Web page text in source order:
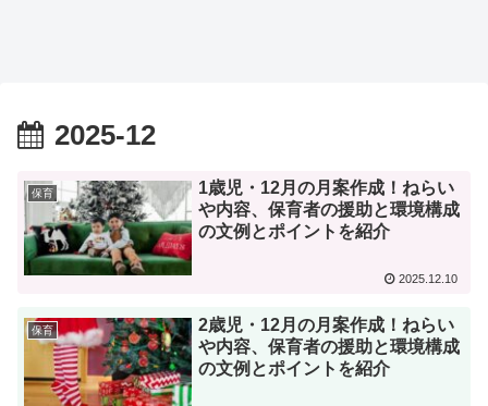
2025-12
保育
1歳児・12月の月案作成！ねらい
や内容、保育者の援助と環境構成
の文例とポイントを紹介
2025.12.10
保育
2歳児・12月の月案作成！ねらい
や内容、保育者の援助と環境構成
の文例とポイントを紹介